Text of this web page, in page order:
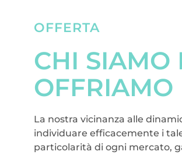
OFFERTA
CHI SIAMO
OFFRIAMO
La nostra vicinanza alle
individuare efficacemente i
particolarità di ogni mercato,